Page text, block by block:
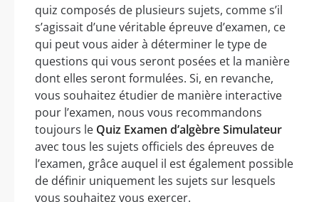
quiz composés de plusieurs sujets, comme s’il
s’agissait d’une véritable épreuve d’examen, ce
qui peut vous aider à déterminer le type de
questions qui vous seront posées et la manière
dont elles seront formulées. Si, en revanche,
vous souhaitez étudier de manière interactive
pour l’examen, nous vous recommandons
toujours le Quiz Examen d’algèbre Simulateur
avec tous les sujets officiels des épreuves de
l’examen, grâce auquel il est également possible
de définir uniquement les sujets sur lesquels
vous souhaitez vous exercer.